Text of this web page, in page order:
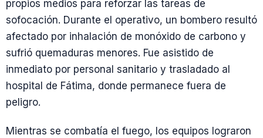
propios medios para reforzar las tareas de
sofocación. Durante el operativo, un bombero resultó
afectado por inhalación de monóxido de carbono y
sufrió quemaduras menores. Fue asistido de
inmediato por personal sanitario y trasladado al
hospital de Fátima, donde permanece fuera de
peligro.
Mientras se combatía el fuego, los equipos lograron